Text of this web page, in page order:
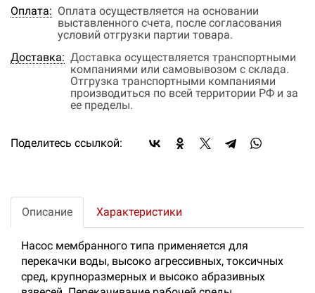
Оплата: Оплата осуществляется на основании
выставленного счета, после согласования
условий отгрузки партии товара.
Доставка: Доставка осуществляется транспортными
компаниями или самовывозом с склада.
Отгрузка транспортными компаниями
производиться по всей территории РФ и за
ее пределы.
Поделитесь ссылкой:
Описание Характеристики
Насос мембранного типа применяется для
перекачки воды, высоко агрессивных, токсичных
сред, крупноразмерных и высоко абразивных